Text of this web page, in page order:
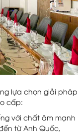
lựa chọn giải pháp
cấp:
với chất âm mạnh
từ Anh Quốc,